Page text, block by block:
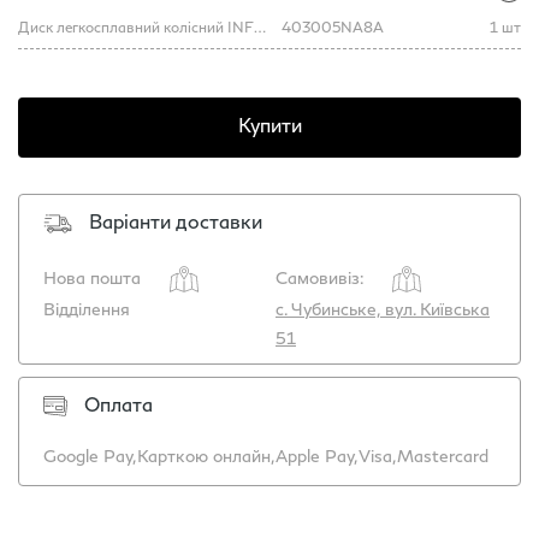
Диск легкосплавний колісний INFINITI QX50 R19 х 7,5 403005NA8A 1 шт
Купити
Варіанти доставки
Нова пошта
Самовивіз:
Відділення
с. Чубинське, вул. Київська
51
Оплата
Google Pay,Карткою онлайн,Apple Pay,Visa,Mastercard